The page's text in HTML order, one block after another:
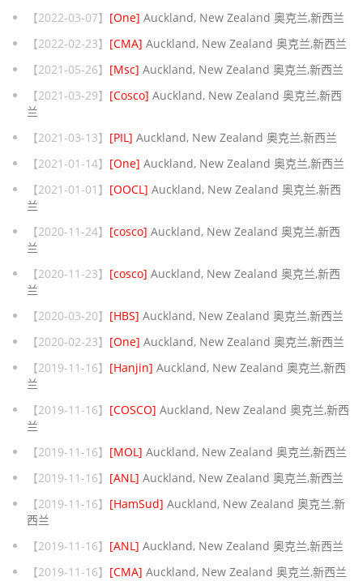
【2022-03-07】 [One] Auckland, New Zealand 奥克兰,新西兰
【2022-02-23】 [CMA] Auckland, New Zealand 奥克兰,新西兰
【2021-05-26】 [Msc] Auckland, New Zealand 奥克兰,新西兰
【2021-03-29】 [Cosco] Auckland, New Zealand 奥克兰,新西
兰
【2021-03-13】 [PIL] Auckland, New Zealand 奥克兰,新西兰
【2021-01-14】 [One] Auckland, New Zealand 奥克兰,新西兰
【2021-01-01】 [OOCL] Auckland, New Zealand 奥克兰,新西
兰
【2020-11-24】 [cosco] Auckland, New Zealand 奥克兰,新西
兰
【2020-11-23】 [cosco] Auckland, New Zealand 奥克兰,新西
兰
【2020-03-20】 [HBS] Auckland, New Zealand 奥克兰,新西兰
【2020-02-23】 [One] Auckland, New Zealand 奥克兰,新西兰
【2019-11-16】 [Hanjin] Auckland, New Zealand 奥克兰,新西
兰
【2019-11-16】 [COSCO] Auckland, New Zealand 奥克兰,新西
兰
【2019-11-16】 [MOL] Auckland, New Zealand 奥克兰,新西兰
【2019-11-16】 [ANL] Auckland, New Zealand 奥克兰,新西兰
【2019-11-16】 [HamSud] Auckland, New Zealand 奥克兰,新
西兰
【2019-11-16】 [ANL] Auckland, New Zealand 奥克兰,新西兰
【2019-11-16】 [CMA] Auckland, New Zealand 奥克兰,新西兰